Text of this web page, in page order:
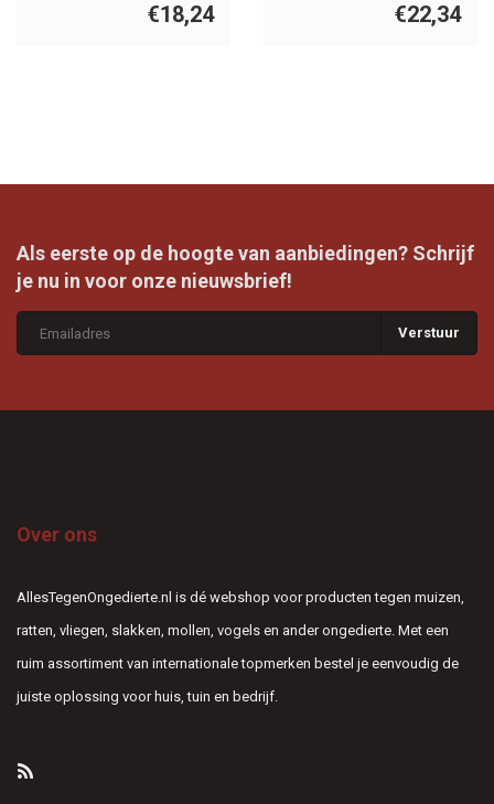
€18,24 €22,34
Als eerste op de hoogte van aanbiedingen? Schrijf
je nu in voor onze nieuwsbrief!
Verstuur
Over ons
AllesTegenOngedierte.nl is dé webshop voor producten tegen muizen,
ratten, vliegen, slakken, mollen, vogels en ander ongedierte. Met een
ruim assortiment van internationale topmerken bestel je eenvoudig de
juiste oplossing voor huis, tuin en bedrijf.